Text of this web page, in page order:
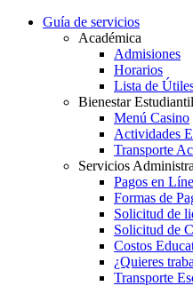
Guía de servicios
Académica
Admisiones
Horarios
Lista de
Bienestar Estudiantil
Menú Casino
Actividades
Transporte
Servicios
Pagos en
Formas de
Solicitud de
Solicitud de
Costos
¿Quieres
Transporte